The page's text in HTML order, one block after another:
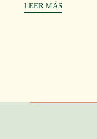
LEER MÁS